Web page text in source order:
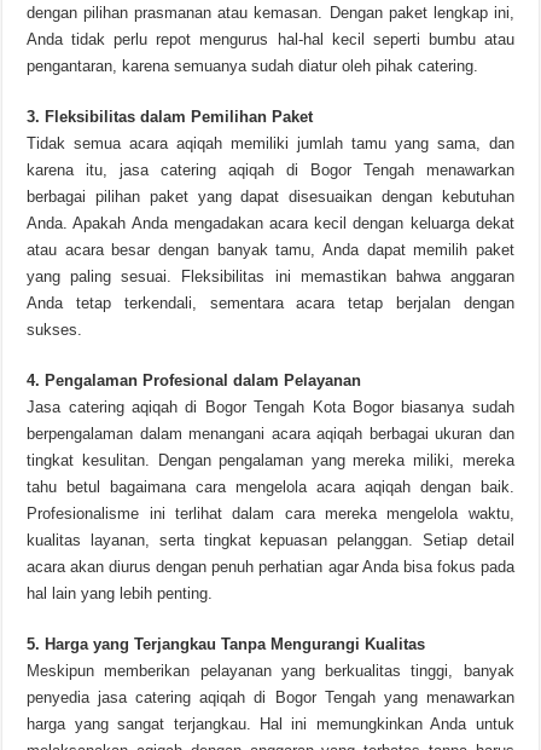
dengan pilihan prasmanan atau kemasan. Dengan paket lengkap ini,
Anda tidak perlu repot mengurus hal-hal kecil seperti bumbu atau
pengantaran, karena semuanya sudah diatur oleh pihak catering.
3. Fleksibilitas dalam Pemilihan Paket
Tidak semua acara aqiqah memiliki jumlah tamu yang sama, dan
karena itu, jasa catering aqiqah di Bogor Tengah menawarkan
berbagai pilihan paket yang dapat disesuaikan dengan kebutuhan
Anda. Apakah Anda mengadakan acara kecil dengan keluarga dekat
atau acara besar dengan banyak tamu, Anda dapat memilih paket
yang paling sesuai. Fleksibilitas ini memastikan bahwa anggaran
Anda tetap terkendali, sementara acara tetap berjalan dengan
sukses.
4. Pengalaman Profesional dalam Pelayanan
Jasa catering aqiqah di Bogor Tengah Kota Bogor biasanya sudah
berpengalaman dalam menangani acara aqiqah berbagai ukuran dan
tingkat kesulitan. Dengan pengalaman yang mereka miliki, mereka
tahu betul bagaimana cara mengelola acara aqiqah dengan baik.
Profesionalisme ini terlihat dalam cara mereka mengelola waktu,
kualitas layanan, serta tingkat kepuasan pelanggan. Setiap detail
acara akan diurus dengan penuh perhatian agar Anda bisa fokus pada
hal lain yang lebih penting.
5. Harga yang Terjangkau Tanpa Mengurangi Kualitas
Meskipun memberikan pelayanan yang berkualitas tinggi, banyak
penyedia jasa catering aqiqah di Bogor Tengah yang menawarkan
harga yang sangat terjangkau. Hal ini memungkinkan Anda untuk